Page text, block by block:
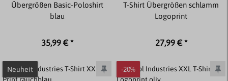
Übergrößen Basic-Poloshirt
blau
35,99 € *
T-Shirt Übergrößen schlamm
Logoprint
27,99 € *
Neuheit -20%